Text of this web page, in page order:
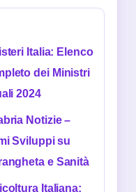
Italia: Elenco
dei Ministri
2024
Notizie –
Sviluppi su
e Sanità
Italiana: